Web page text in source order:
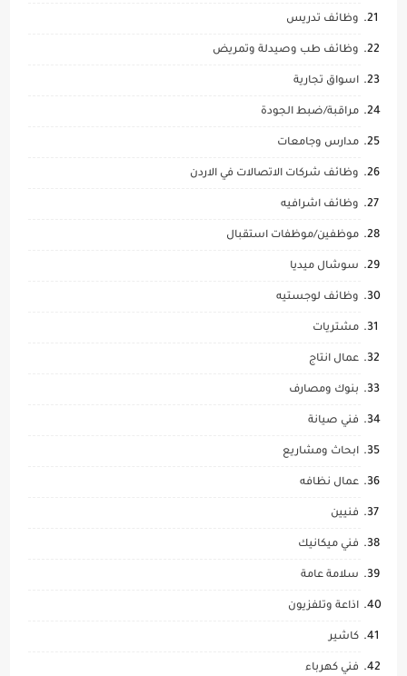
وظائف تدريس
وظائف طب وصيدلة وتمريض
اسواق تجارية
مراقبة/ضبط الجودة
مدارس وجامعات
وظائف شركات الاتصالات في الاردن
وظائف اشرافيه
موظفين/موظفات استقبال
سوشال ميديا
وظائف لوجستيه
مشتريات
عمال انتاج
بنوك ومصارف
فني صيانة
ابحاث ومشاريع
عمال نظافه
فنيين
فني ميكانيك
سلامة عامة
اذاعة وتلفزيون
كاشير
فني كهرباء